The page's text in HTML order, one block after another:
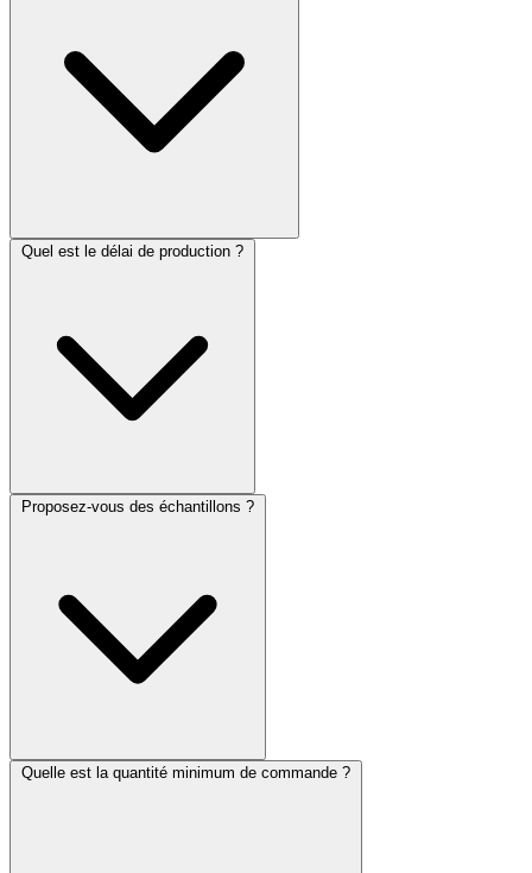
Quel est le délai de production ?
Proposez-vous des échantillons ?
Quelle est la quantité minimum de commande ?